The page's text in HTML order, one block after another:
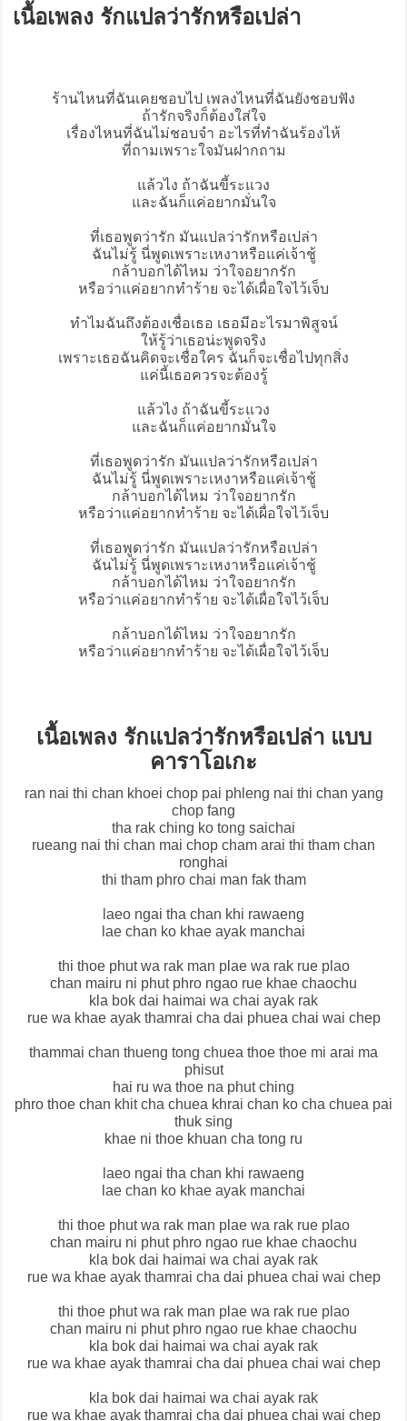
เนื้อเพลง รักแปลว่ารักหรือเปล่า
ร้านไหนที่ฉันเคยชอบไป เพลงไหนที่ฉันยังชอบฟัง
ถ้ารักจริงก็ต้องใส่ใจ
เรื่องไหนที่ฉันไม่ชอบจำ อะไรที่ทำฉันร้องไห้
ที่ถามเพราะใจมันฝากถาม
แล้วไง ถ้าฉันขี้ระแวง
และฉันก็แค่อยากมั่นใจ
ที่เธอพูดว่ารัก มันแปลว่ารักหรือเปล่า
ฉันไม่รู้ นี่พูดเพราะเหงาหรือแค่เจ้าชู้
กล้าบอกได้ไหม ว่าใจอยากรัก
หรือว่าแค่อยากทำร้าย จะได้เผื่อใจไว้เจ็บ
ทำไมฉันถึงต้องเชื่อเธอ เธอมีอะไรมาพิสูจน์
ให้รู้ว่าเธอน่ะพูดจริง
เพราะเธอฉันคิดจะเชื่อใคร ฉันก็จะเชื่อไปทุกสิ่ง
แค่นี้เธอควรจะต้องรู้
แล้วไง ถ้าฉันขี้ระแวง
และฉันก็แค่อยากมั่นใจ
ที่เธอพูดว่ารัก มันแปลว่ารักหรือเปล่า
ฉันไม่รู้ นี่พูดเพราะเหงาหรือแค่เจ้าชู้
กล้าบอกได้ไหม ว่าใจอยากรัก
หรือว่าแค่อยากทำร้าย จะได้เผื่อใจไว้เจ็บ
ที่เธอพูดว่ารัก มันแปลว่ารักหรือเปล่า
ฉันไม่รู้ นี่พูดเพราะเหงาหรือแค่เจ้าชู้
กล้าบอกได้ไหม ว่าใจอยากรัก
หรือว่าแค่อยากทำร้าย จะได้เผื่อใจไว้เจ็บ
กล้าบอกได้ไหม ว่าใจอยากรัก
หรือว่าแค่อยากทำร้าย จะได้เผื่อใจไว้เจ็บ
เนื้อเพลง รักแปลว่ารักหรือเปล่า แบบ
คาราโอเกะ
ran nai thi chan khoei chop pai phleng nai thi chan yang
chop fang
tha rak ching ko tong saichai
rueang nai thi chan mai chop cham arai thi tham chan
ronghai
thi tham phro chai man fak tham
laeo ngai tha chan khi rawaeng
lae chan ko khae ayak manchai
thi thoe phut wa rak man plae wa rak rue plao
chan mairu ni phut phro ngao rue khae chaochu
kla bok dai haimai wa chai ayak rak
rue wa khae ayak thamrai cha dai phuea chai wai chep
thammai chan thueng tong chuea thoe thoe mi arai ma
phisut
hai ru wa thoe na phut ching
phro thoe chan khit cha chuea khrai chan ko cha chuea pai
thuk sing
khae ni thoe khuan cha tong ru
laeo ngai tha chan khi rawaeng
lae chan ko khae ayak manchai
thi thoe phut wa rak man plae wa rak rue plao
chan mairu ni phut phro ngao rue khae chaochu
kla bok dai haimai wa chai ayak rak
rue wa khae ayak thamrai cha dai phuea chai wai chep
thi thoe phut wa rak man plae wa rak rue plao
chan mairu ni phut phro ngao rue khae chaochu
kla bok dai haimai wa chai ayak rak
rue wa khae ayak thamrai cha dai phuea chai wai chep
kla bok dai haimai wa chai ayak rak
rue wa khae ayak thamrai cha dai phuea chai wai chep